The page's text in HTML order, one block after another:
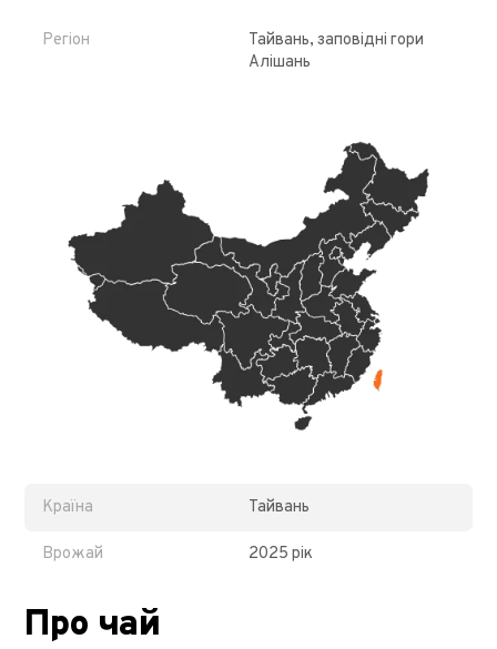
Регіон
Тайвань, заповідні гори
Алішань
Країна Тайвань
Врожай 2025 рік
Про чай